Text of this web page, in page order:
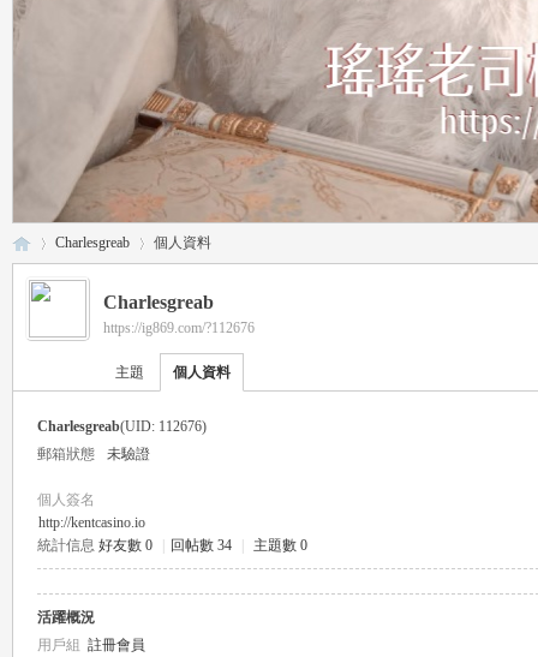
›
Charlesgreab 個人資料
Charlesgreab
https://ig869.com/?112676
主題 個人資料
Charlesgreab(UID: 112676)
郵箱狀態
未驗證
個人簽名
http://kentcasino.io
統計信息 好友數 0 回帖數 34 主題數 0
活躍概況
用戶組 註冊會員